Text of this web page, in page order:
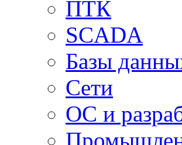
ПТК
SCADA
Базы
Сети
ОС и